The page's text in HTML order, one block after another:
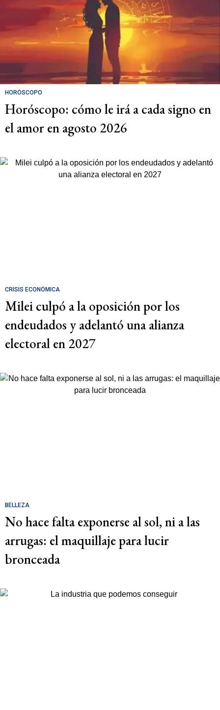
HORÓSCOPO
Horóscopo: cómo le irá a cada signo en
el amor en agosto 2026
CRISIS ECONÓMICA
Milei culpó a la oposición por los
endeudados y adelantó una alianza
electoral en 2027
BELLEZA
No hace falta exponerse al sol, ni a las
arrugas: el maquillaje para lucir
bronceada